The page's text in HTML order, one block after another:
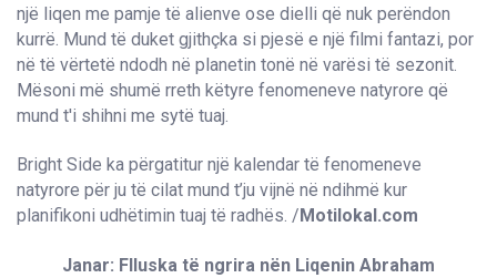
një liqen me pamje të alienve ose dielli që nuk perëndon
kurrë. Mund të duket gjithçka si pjesë e një filmi fantazi, por
në të vërtetë ndodh në planetin tonë në varësi të sezonit.
Mësoni më shumë rreth këtyre fenomeneve natyrore që
mund t'i shihni me sytë tuaj.
Bright Side ka përgatitur një kalendar të fenomeneve
natyrore për ju të cilat mund t’ju vijnë në ndihmë kur
planifikoni udhëtimin tuaj të radhës. / Motilokal.com
Janar: Flluska të ngrira nën Liqenin Abraham